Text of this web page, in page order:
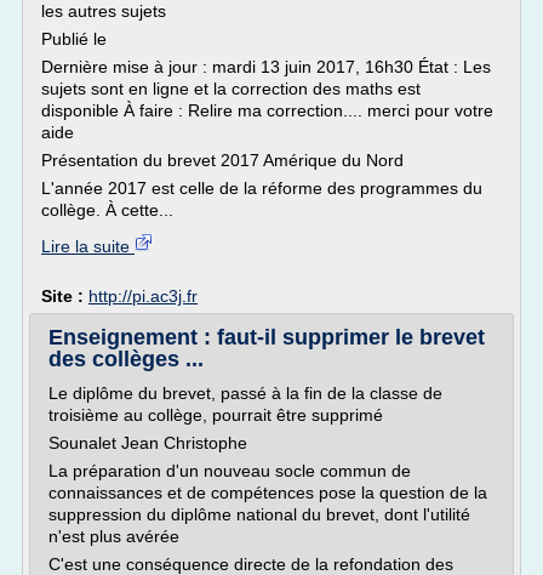
les autres sujets
Publié le
Dernière mise à jour : mardi 13 juin 2017, 16h30 État : Les
sujets sont en ligne et la correction des maths est
disponible À faire : Relire ma correction.... merci pour votre
aide
Présentation du brevet 2017 Amérique du Nord
L'année 2017 est celle de la réforme des programmes du
collège. À cette...
Lire la suite
Site : http://pi.ac3j.fr
Enseignement : faut-il supprimer le brevet
des collèges ...
Le diplôme du brevet, passé à la fin de la classe de
troisième au collège, pourrait être supprimé
Sounalet Jean Christophe
La préparation d'un nouveau socle commun de
connaissances et de compétences pose la question de la
suppression du diplôme national du brevet, dont l'utilité
n'est plus avérée
C'est une conséquence directe de la refondation des